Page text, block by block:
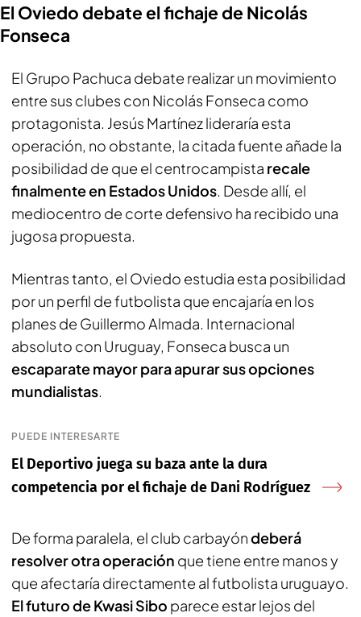
El Oviedo debate el fichaje de Nicolás
Fonseca
El Grupo Pachuca debate realizar un movimiento
entre sus clubes con Nicolás Fonseca como
protagonista. Jesús Martínez lideraría esta
operación, no obstante, la citada fuente añade la
posibilidad de que el centrocampista recale
finalmente en Estados Unidos. Desde allí, el
mediocentro de corte defensivo ha recibido una
jugosa propuesta.
Mientras tanto, el Oviedo estudia esta posibilidad
por un perfil de futbolista que encajaría en los
planes de Guillermo Almada. Internacional
absoluto con Uruguay, Fonseca busca un
escaparate mayor para apurar sus opciones
mundialistas.
PUEDE INTERESARTE
El Deportivo juega su baza ante la dura
competencia por el fichaje de Dani Rodríguez
De forma paralela, el club carbayóndeberá
resolver otra operación que tiene entre manos y
que afectaría directamente al futbolista uruguayo.
El futuro de Kwasi Sibo parece estar lejos del